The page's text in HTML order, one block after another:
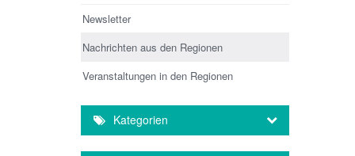
Newsletter
Nachrichten aus den Regionen
Veranstaltungen in den Regionen
Kategorien